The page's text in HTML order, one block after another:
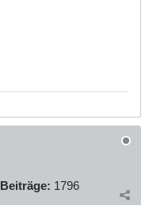
Beiträge: 1796